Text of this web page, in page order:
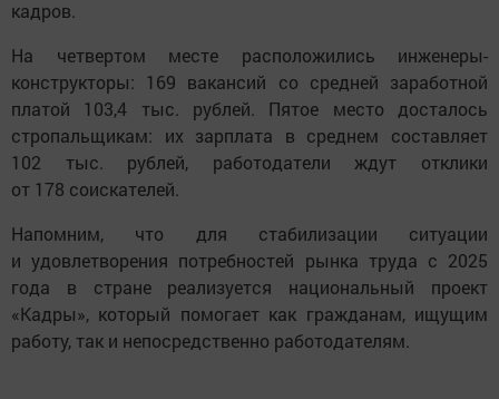
кадров.
На четвертом месте расположились инженеры-
конструкторы: 169 вакансий со средней заработной
платой 103,4 тыс. рублей. Пятое место досталось
стропальщикам: их зарплата в среднем составляет
102 тыс. рублей, работодатели ждут отклики
от 178 соискателей.
Напомним, что для стабилизации ситуации
и удовлетворения потребностей рынка труда с 2025
года в стране реализуется национальный проект
«Кадры», который помогает как гражданам, ищущим
работу, так и непосредственно работодателям.